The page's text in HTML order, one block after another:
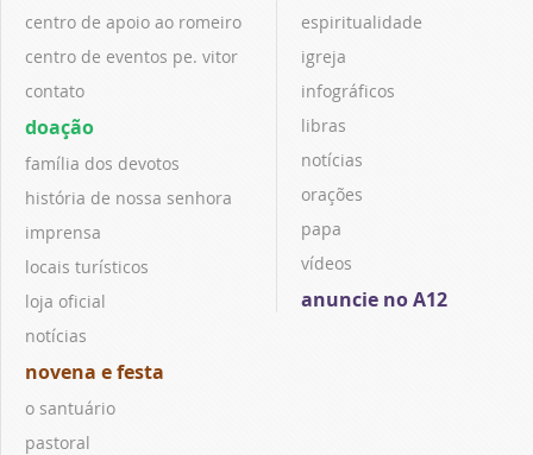
centro de apoio ao romeiro
centro de eventos pe. vitor
contato
doação
família dos devotos
história de nossa senhora
imprensa
locais turísticos
loja oficial
notícias
novena e festa
o santuário
pastoral
espiritualidade
igreja
infográficos
libras
notícias
orações
papa
vídeos
anuncie no A12